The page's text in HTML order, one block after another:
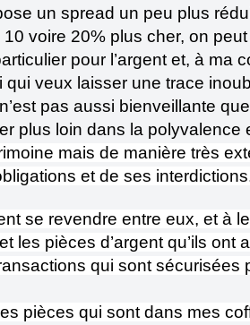
un spread un peu plus
voire 20% plus cher, on
pour l’argent et, à
qui veux laisser une trace
pas aussi bienveillante
plus loin dans la
mais de manière très
et de ses
se revendre entre eux, et à
et les pièces d’argent qu’ils
qui sont
pièces qui sont dans mes